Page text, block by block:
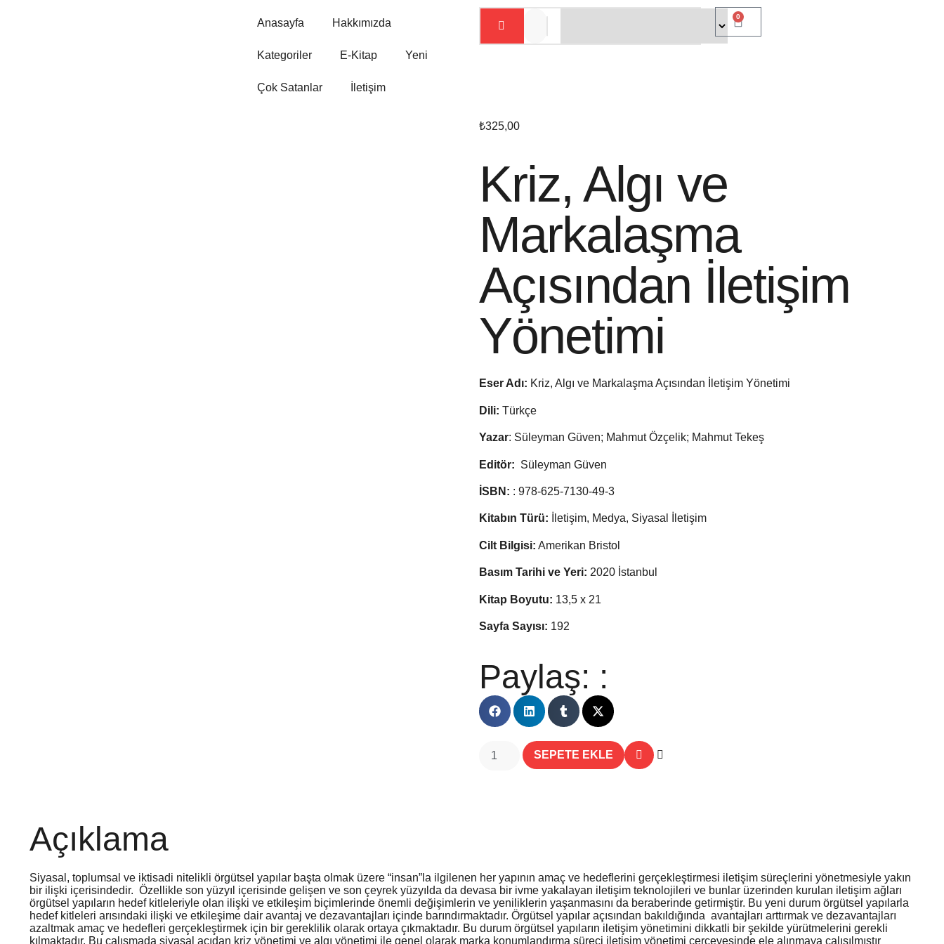
Anasayfa Hakkımızda
Kategoriler E-Kitap Yeni
Çok Satanlar İletişim
0
₺325,00
Kriz, Algı ve
Markalaşma
Açısından İletişim
Yönetimi
Eser Adı: Kriz, Algı ve Markalaşma Açısından İletişim Yönetimi
Dili: Türkçe
Yazar: Süleyman Güven; Mahmut Özçelik; Mahmut Tekeş
Editör: Süleyman Güven
İSBN: : 978-625-7130-49-3
Kitabın Türü: İletişim, Medya, Siyasal İletişim
Cilt Bilgisi: Amerikan Bristol
Basım Tarihi ve Yeri: 2020 İstanbul
Kitap Boyutu: 13,5 x 21
Sayfa Sayısı: 192
Paylaş: :
SEPETE EKLE
Açıklama
Siyasal, toplumsal ve iktisadi nitelikli örgütsel yapılar başta olmak üzere “insan”la ilgilenen her yapının amaç ve hedeflerini gerçekleştirmesi iletişim süreçlerini yönetmesiyle yakın
bir ilişki içerisindedir. Özellikle son yüzyıl içerisinde gelişen ve son çeyrek yüzyılda da devasa bir ivme yakalayan iletişim teknolojileri ve bunlar üzerinden kurulan iletişim ağları
örgütsel yapıların hedef kitleleriyle olan ilişki ve etkileşim biçimlerinde önemli değişimlerin ve yeniliklerin yaşanmasını da beraberinde getirmiştir. Bu yeni durum örgütsel yapılarla
hedef kitleleri arısındaki ilişki ve etkileşime dair avantaj ve dezavantajları içinde barındırmaktadır. Örgütsel yapılar açısından bakıldığında avantajları arttırmak ve dezavantajları
azaltmak amaç ve hedefleri gerçekleştirmek için bir gereklilik olarak ortaya çıkmaktadır. Bu durum örgütsel yapıların iletişim yönetimini dikkatli bir şekilde yürütmelerini gerekli
kılmaktadır. Bu çalışmada siyasal açıdan kriz yönetimi ve algı yönetimi ile genel olarak marka konumlandırma süreci iletişim yönetimi çerçevesinde ele alınmaya çalışılmıştır